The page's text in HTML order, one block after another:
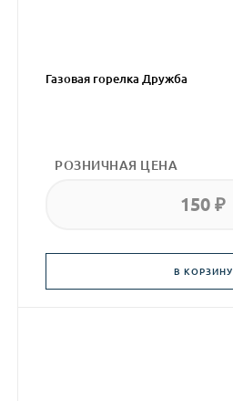
Газовая горелка Дружба
РОЗНИЧНАЯ ЦЕНА
150 ₽
В КОРЗИНУ